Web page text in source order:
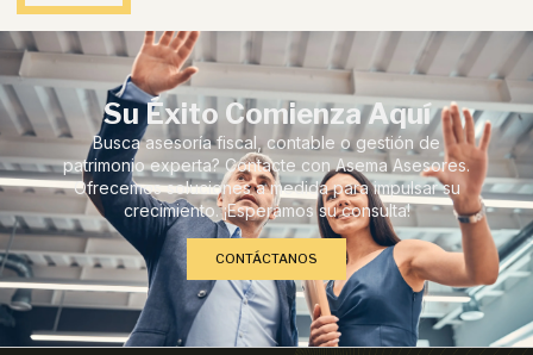
Su Éxito Comienza Aquí
Busca asesoría fiscal, contable o gestión de
patrimonio experta? Contacte con Asema Asesores.
Ofrecemos soluciones a medida para impulsar su
crecimiento. ¡Esperamos su consulta!
CONTÁCTANOS